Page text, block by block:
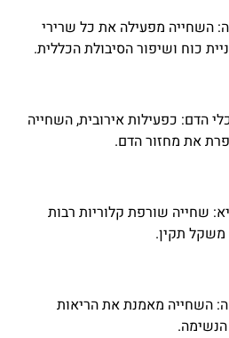
השחייה מפעילה את כל שרירי
כוח ושיפור הסיבולת הכללית.
הדם: כפעילות אירובית, השחייה
את מחזור הדם.
שחייה שורפת קלוריות רבות
משקל תקין.
השחייה מאמנת את הריאות